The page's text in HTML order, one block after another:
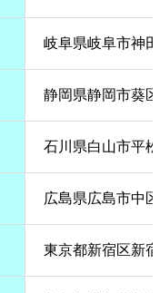
岐阜県岐阜市神
静岡県静岡市葵
石川県白山市平
広島県広島市中
東京都新宿区新